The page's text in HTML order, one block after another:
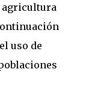
agricultura
uso de